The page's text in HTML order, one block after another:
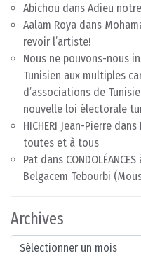
Abichou dans Adieu
Aalam Roya dans
revoir l’artiste!
Nous ne pouvons-nous
Tunisien aux multiples
d’associations de
nouvelle loi électorale
HICHERI Jean-Pierre dans
toutes et à tous
Pat dans
Belgacem Tebourbi
Archives
Archives